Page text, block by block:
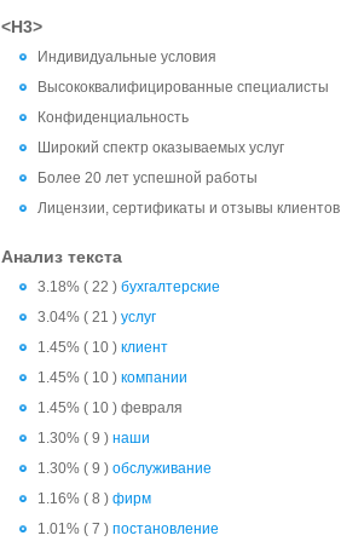
<H3>
Индивидуальные условия
Высококвалифицированные специалисты
Конфиденциальность
Широкий спектр оказываемых услуг
Более 20 лет успешной работы
Лицензии, сертификаты и отзывы клиентов
Анализ текста
3.18% ( 22 )бухгалтерские
3.04% ( 21 )услуг
1.45% ( 10 )клиент
1.45% ( 10 )компании
1.45% ( 10 ) февраля
1.30% ( 9 )наши
1.30% ( 9 )обслуживание
1.16% ( 8 )фирм
1.01% ( 7 )постановление